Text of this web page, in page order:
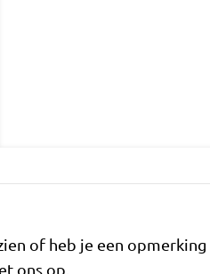
of heb je een
ons op.